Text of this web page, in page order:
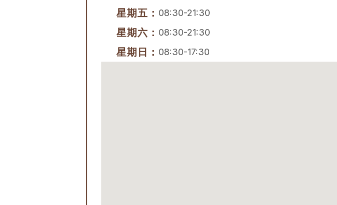
星期五： 08:30-21:30
星期六： 08:30-21:30
星期日： 08:30-17:30